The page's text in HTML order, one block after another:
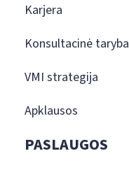
Karjera
Konsultacinė taryba
VMI strategija
Apklausos
PASLAUGOS